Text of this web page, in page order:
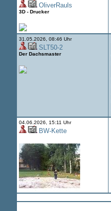
OliverRauls
3D - Drucker
31.05.2026, 08:46 Uhr
SLT50-2
Der Dachsmaster
04.06.2026, 15:11 Uhr
BW-Kette